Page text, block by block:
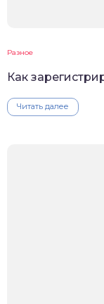
Разное
Как
Читать далее